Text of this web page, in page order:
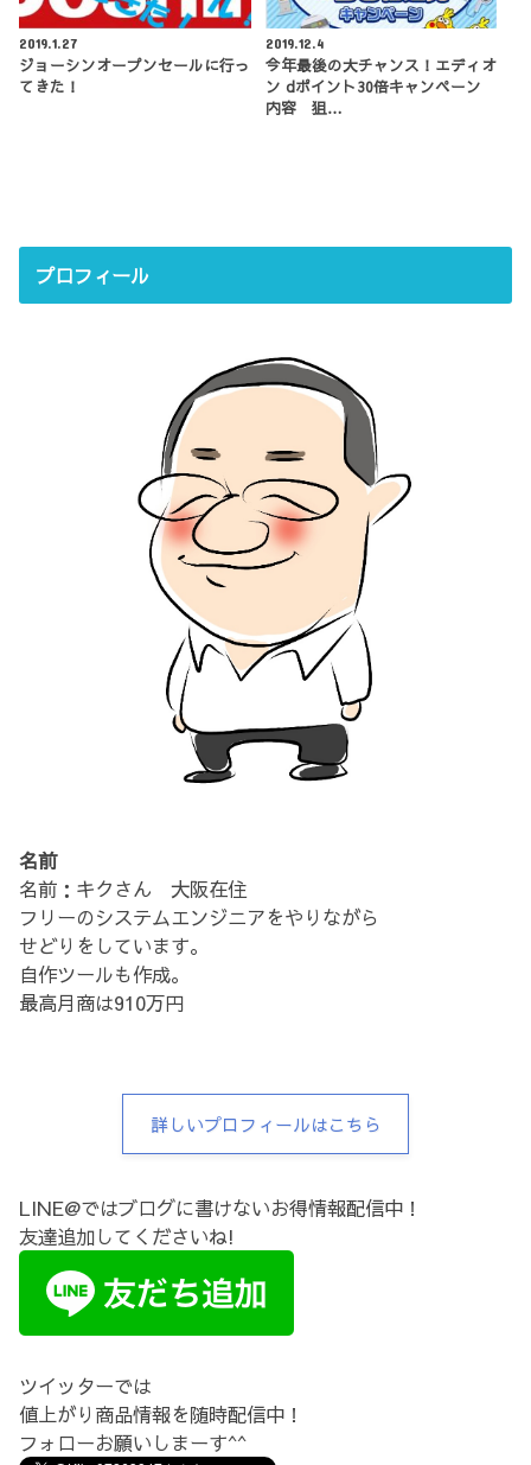
2019.1.27
ジョーシンオープンセールに行っ
てきた！
2019.12.4
今年最後の大チャンス！エディオ
ン dポイント30倍キャンペーン
内容 狙…
プロフィール
名前
名前：キクさん 大阪在住
フリーのシステムエンジニアをやりながら
せどりをしています。
自作ツールも作成。
最高月商は910万円
詳しいプロフィールはこちら
LINE@ではブログに書けないお得情報配信中！
友達追加してくださいね!
ツイッターでは
値上がり商品情報を随時配信中！
フォローお願いしまーす^^